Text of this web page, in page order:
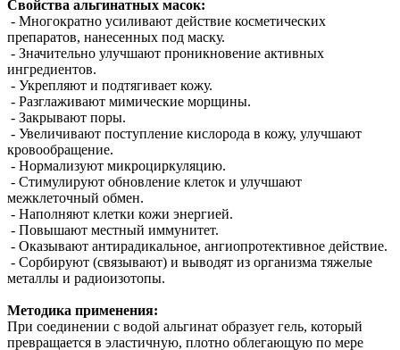
Свойства альгинатных масок:
- Многократно усиливают действие косметических
препаратов, нанесенных под маску.
- Значительно улучшают проникновение активных
ингредиентов.
- Укрепляют и подтягивает кожу.
- Разглаживают мимические морщины.
- Закрывают поры.
- Увеличивают поступление кислорода в кожу, улучшают
кровообращение.
- Нормализуют микроциркуляцию.
- Стимулируют обновление клеток и улучшают
межклеточный обмен.
- Наполняют клетки кожи энергией.
- Повышают местный иммунитет.
- Оказывают антирадикальное, ангиопротективное действие.
- Сорбируют (связывают) и выводят из организма тяжелые
металлы и радиоизотопы.
Методика применения:
При соединении с водой альгинат образует гель, который
превращается в эластичную, плотно облегающую по мере